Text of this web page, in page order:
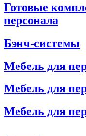
Готовые
персонала
Бэнч-системы
Мебель для
Мебель для
Мебель для